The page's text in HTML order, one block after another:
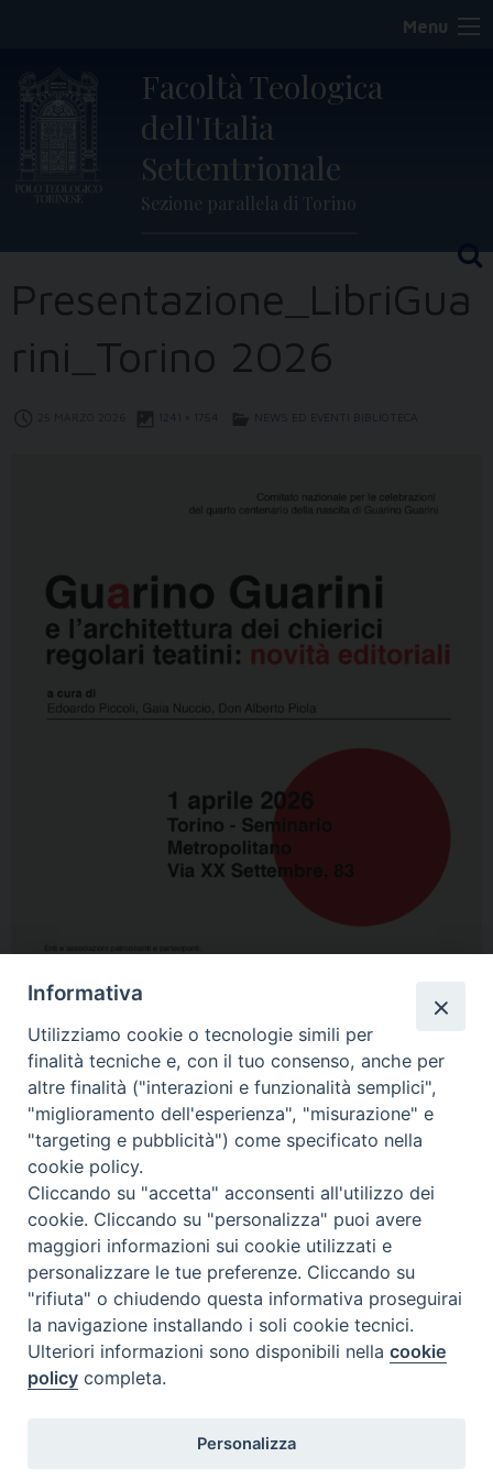
content
Menu
Facoltà Teologica
dell'Italia
Settentrionale
Sezione parallela di Torino
Presentazione_LibriGua
rini_Torino 2026
1241 × 1754 NEWS ED EVENTI BIBLIOTECA
« Previous Image
FONDAZIONE POLO TEOLOGICO
TORINESE
Tel. 011.4360249
Informativa
Utilizziamo cookie o tecnologie simili per
finalità tecniche e, con il tuo consenso, anche per
altre finalità ("interazioni e funzionalità semplici",
"miglioramento dell'esperienza", "misurazione" e
"targeting e pubblicità") come specificato nella
cookie policy.
Cliccando su "accetta" acconsenti all'utilizzo dei
cookie. Cliccando su "personalizza" puoi avere
maggiori informazioni sui cookie utilizzati e
personalizzare le tue preferenze. Cliccando su
"rifiuta" o chiudendo questa informativa proseguirai
la navigazione installando i soli cookie tecnici.
Ulteriori informazioni sono disponibili nellacookie
policy completa.
Personalizza